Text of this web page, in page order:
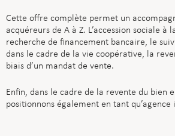
Cette offre complète permet un
acquéreurs de A à Z. L’accession sociale à
recherche de financement bancaire, le
dans le cadre de la vie coopérative, la
biais d’un mandat de vente.
Enfin, dans le cadre de la revente du bien
positionnons également en tant